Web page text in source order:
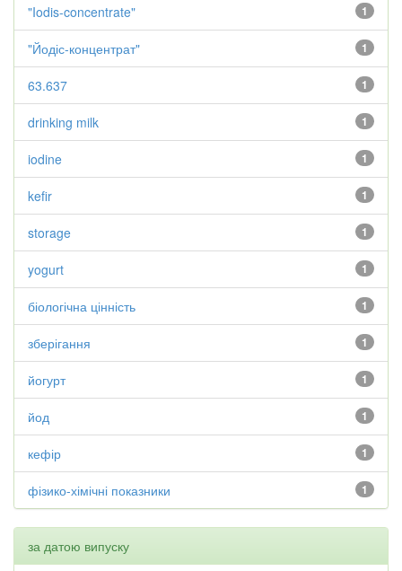
1
"Iodis-concentrate"
1
"Йодіс-концентрат"
1
63.637
1
drinking milk
1
iodine
1
kefir
1
storage
1
yogurt
1
біологічна цінність
1
зберігання
1
йогурт
1
йод
1
кефір
1
фізико-хімічні показники
за датою випуску